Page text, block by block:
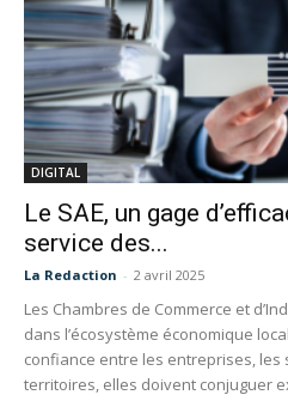
DIGITAL
Le SAE, un gage
service des...
La Redaction - 2 avril 2025
Les Chambres de Commerce et
dans l’écosystème économique
confiance entre les entreprises, les
territoires, elles doivent conjuguer